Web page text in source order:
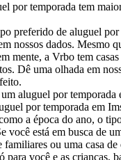
por temporada tem
preferido de aluguel por
nossos dados. Mesmo
mente, a Vrbo tem
Dê uma olhada em
aluguel por temporada
por temporada em
a época do ano, o
você está em busca de
familiares ou uma casa de
para você e as crianças,